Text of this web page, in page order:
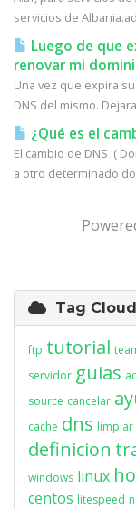
servicios de
Luego de que
renovar mi
Una vez que expira
DNS del mismo.
¿Qué es el
El cambio de DNS (
a otro determinado
Tag Cloud
ftp tutorial
servidor guias
source cancelar
cache dns limpiar
definicion
windows linux
centos litespeed